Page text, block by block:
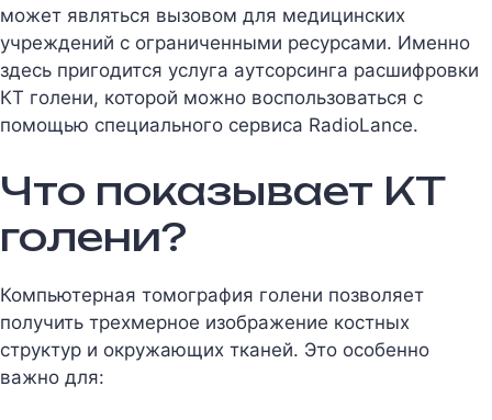
может являться вызовом для медицинских
учреждений с ограниченными ресурсами. Именно
здесь пригодится услуга аутсорсинга расшифровки
КТ голени, которой можно воспользоваться с
помощью специального сервиса RadioLance.
Что показывает КТ
голени?
Компьютерная томография голени позволяет
получить трехмерное изображение костных
структур и окружающих тканей. Это особенно
важно для: